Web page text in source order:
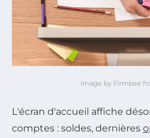
Image by Firmbee
L'écran d'accueil affiche
comptes : soldes, dernières